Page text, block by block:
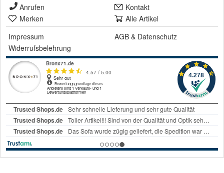
Anrufen
Kontakt
Merken
Alle Artikel
Impressum
AGB & Datenschutz
Widerrufsbelehrung